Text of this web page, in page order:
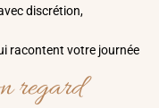
discrétion,
racontent votre journée
regard